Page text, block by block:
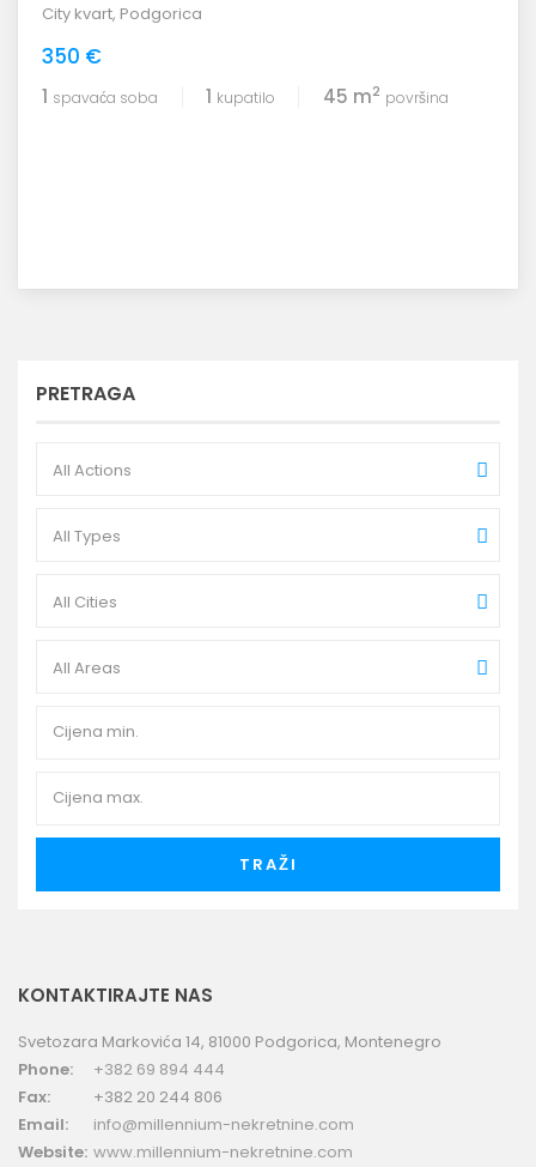
City kvart, Podgorica
350 €
1 spavaća soba 1 kupatilo 45 m2 površina
PRETRAGA
All Actions
All Types
All Cities
All Areas
TRAŽI
KONTAKTIRAJTE NAS
Svetozara Markovića 14, 81000 Podgorica, Montenegro
Phone:
+382 69 894 444
Fax:
+382 20 244 806
Email:
info@millennium-nekretnine.com
Website: www.millennium-nekretnine.com